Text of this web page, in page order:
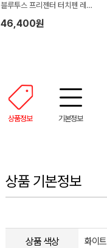
블루투스 프리젠터 터치펜 레이
저포인터
46,400원
상품정보 기본정보
상품 기본정보
상품 색상 화이트